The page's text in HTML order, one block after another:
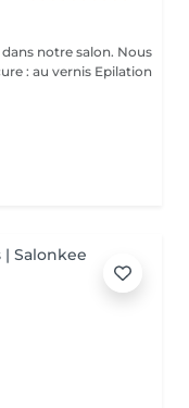
notre salon. Nous